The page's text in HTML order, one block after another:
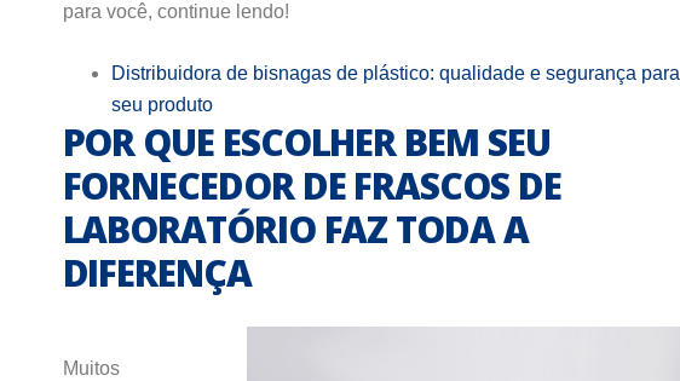
para você, continue lendo!
Distribuidora de bisnagas de plástico: qualidade e segurança para
seu produto
POR QUE ESCOLHER BEM SEU
FORNECEDOR DE FRASCOS DE
LABORATÓRIO FAZ TODA A
DIFERENÇA
Muitos